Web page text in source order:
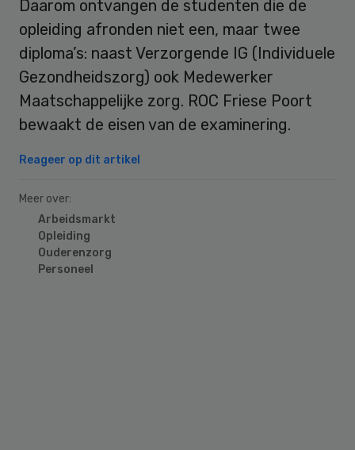
Daarom ontvangen de studenten die de
opleiding afronden niet een, maar twee
diploma’s: naast Verzorgende IG (Individuele
Gezondheidszorg) ook Medewerker
Maatschappelijke zorg. ROC Friese Poort
bewaakt de eisen van de examinering.
Reageer op dit artikel
Meer over:
Arbeidsmarkt
Opleiding
Ouderenzorg
Personeel